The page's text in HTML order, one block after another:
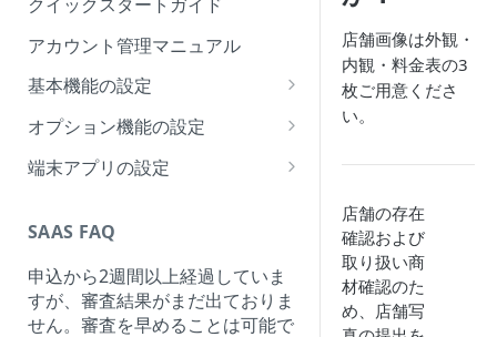
アカウント管理マニュアル
基本機能の設定
注文・返金処理について
商品編集について
序の変更について
オプション機能の設定
クーポンコードについて
プロモーション(Optional)につい
て
在庫管理(Optional)について
端末アプリの設定
smart one KDS・Waitの設定に
ついて
smart one Shopのキオスクモー
ド解除について
SAAS FAQ
申込から2週間以上経過していま
すが、審査結果がまだ出ておりま
せん。審査を早めることは可能で
店舗画像は外観・
内観・料金表の3
枚ご用意くださ
い。
店舗の存在
確認および
取り扱い商
材確認のた
め、店舗写